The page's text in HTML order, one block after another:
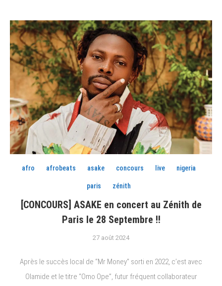
afro afrobeats asake concours live nigeria
paris zénith
[CONCOURS] ASAKE en concert au Zénith de
Paris le 28 Septembre !!
27 août 2024
Après le succès local de “Mr Money” sorti en 2022, c’est avec
Olamide et le titre “Omo Ope”, futur fréquent collaborateur